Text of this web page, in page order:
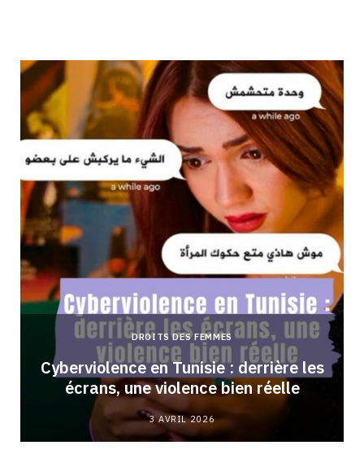
DROITS DES FEMMES
Cyberviolence en Tunisie : derrière les
écrans, une violence bien réelle
3 AVRIL 2026